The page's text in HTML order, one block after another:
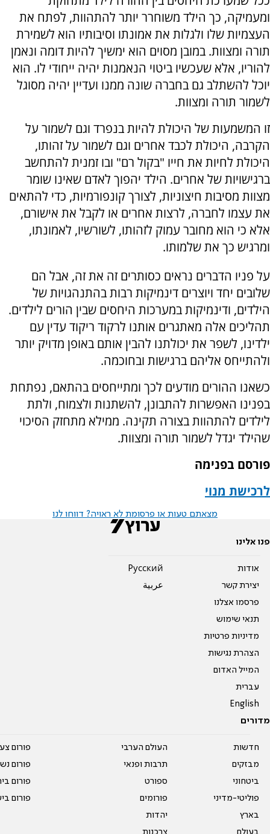
ומעמיקה, כך הילד משוחרר יותר להתהוות, לפתח את
העצמיות שלו ולגלות את אמונתו וסיבותיו הוא לשמירת
תורה ומצוות. במובן מסוים הוא ימשיך להיות דומה ונאמן
להוריו, אלא שעכשיו ביטוי הנאמנות יהיה ייחודי לו. הוא
יוכל להשתלב גם בחברה שונה ממנו ועדיין יהיה מסוגל
לשמור תורה ומצוות.
זו המשמעות של היכולת להיות בנפרד וגם לשמור על
הקִרבה, היכולת לכבד אחרים וגם לשמור על זהותו,
היכולת לחיות את חייו "בקול רם" ובו זמנית להתחשב
ברגישויות של אחרים. הילד יהפוך לאדם שאינו שומר
מצוות מסיבות חיצוניות, לצורך קונפורמיות, כדי להתאים
את עצמו לחברה, לרצות אחרים או לקבל את אישורם,
אלא כי הוא מחובר עמוק לזהותו, לשורשיו, לאמונתו,
ומרגיש כך את שלמותו.
על פניו הדברים נראים כסותרים זה את זה, אבל הם
שלובים יחד ויוצרים דינמיקות רבות בהתנהגויות של
הילדים, ודינמיקות במערכות היחסים שבין הורים לילדים.
תהליכים אלה מאתגרים אותנו לרקוד ריקוד עדין עם
ילדינו, לשפר את יכולתנו להבין אותם באופן מדויק יותר
ולהתייחס אליהם ברגישות ובחוכמה.
כשאנו ההורים מודעים לכך ומתייחסים בהתאם, נפתחת
בפנינו האפשרות להתבונן, להשתנות ולצמוח, ולתת
לילדים להתהוות בצורה תקינה. ממילא מתחזק הסיכוי
שהילד יגדל לשמור תורה ומצוות.
פורסם בפנימה
לרכישת מנוי
מצאתם טעות או פרסומת לא ראויה? דווחו לנו
פנו אלינו
אודות
יצירת קשר
פרסמו אצלנו
תנאי שימוש
מדיניות פרטיות
הצהרת נגישות
המייל האדום
עברית
English
Pусский
عربية
מדורים
חדשות
מבזקים
ביטחוני
פוליטי-מדיני
בארץ
בעולם
העולם הערבי
תרבות ופנאי
ספורט
פורומים
יהדות
צרכנות
פורום
פורום
פורום
פורום